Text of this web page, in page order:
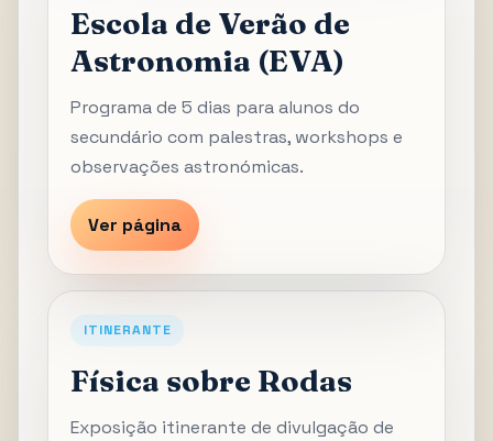
Escola de Verão de
Astronomia (EVA)
Programa de 5 dias para alunos do
secundário com palestras, workshops e
observações astronómicas.
Ver página
ITINERANTE
Física sobre Rodas
Exposição itinerante de divulgação de